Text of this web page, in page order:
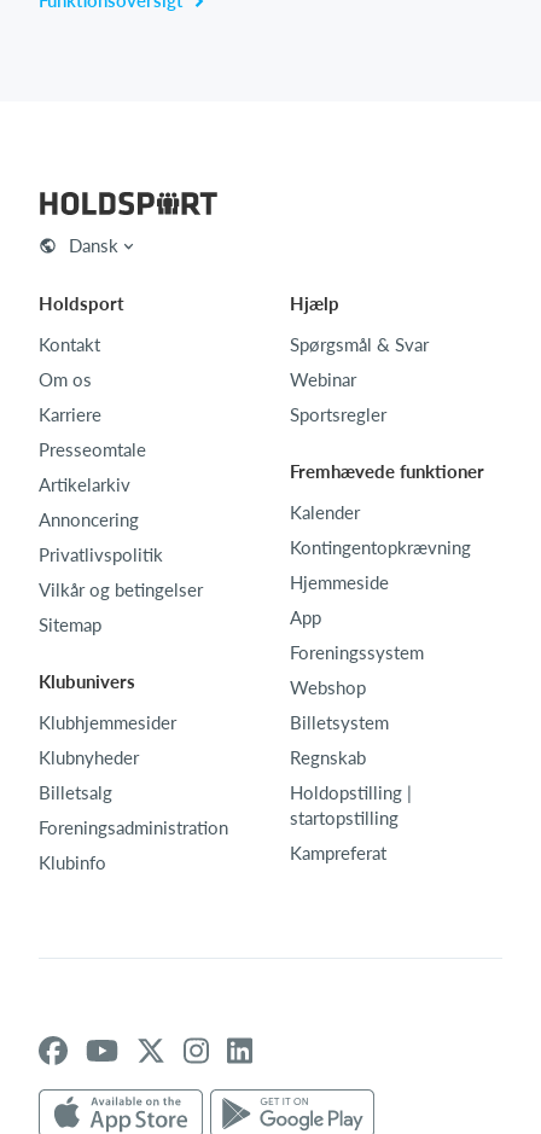
Dansk
Holdsport
Kontakt
Om os
Karriere
Presseomtale
Artikelarkiv
Annoncering
Privatlivspolitik
Vilkår og betingelser
Sitemap
Klubunivers
Klubhjemmesider
Klubnyheder
Billetsalg
Foreningsadministration
Klubinfo
Hjælp
Spørgsmål & Svar
Webinar
Sportsregler
Fremhævede funktioner
Kalender
Kontingentopkrævning
Hjemmeside
App
Foreningssystem
Webshop
Billetsystem
Regnskab
Holdopstilling |
startopstilling
Kampreferat